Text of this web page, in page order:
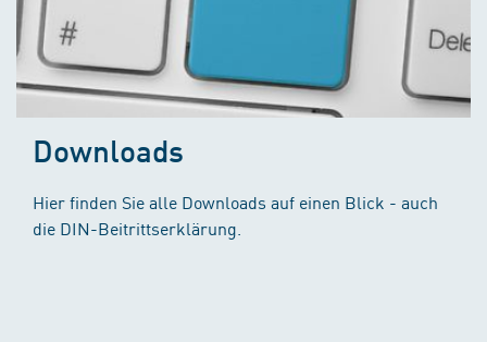
Downloads
Hier finden Sie alle Downloads auf einen Blick - auch
die DIN-Beitrittserklärung.